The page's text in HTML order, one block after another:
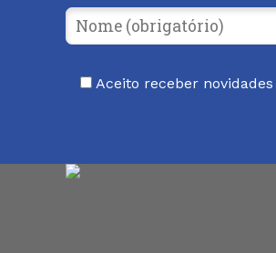
Aceito receber